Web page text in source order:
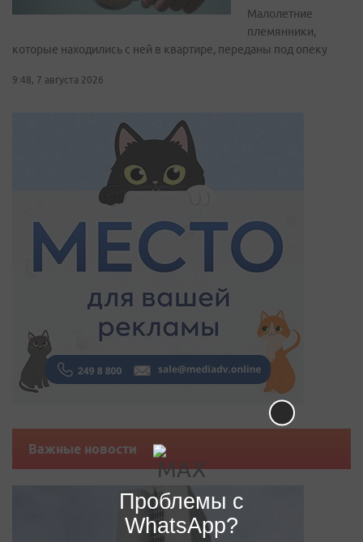
Малолетние
племянники,
которые находились с ней в квартире, переданы под опеку
9:48, 7 августа 2026
Важные новости
Проблемы с
WhatsApp?